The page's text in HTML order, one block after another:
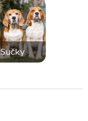
Sučky